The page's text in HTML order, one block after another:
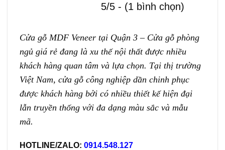
5/5 - (1 bình chọn)
Cửa gỗ MDF Veneer tại Quận 3 – Cửa gỗ phòng
ngủ giá rẻ đang là xu thế nội thất được nhiều
khách hàng quan tâm và lựa chọn. Tại thị trường
Việt Nam, cửa gỗ công nghiệp dần chinh phục
được khách hàng bởi có nhiều thiết kế hiện đại
lẫn truyền thống với đa dạng màu sắc và mẫu
mã.
HOTLINE/ZALO: 0914.548.127